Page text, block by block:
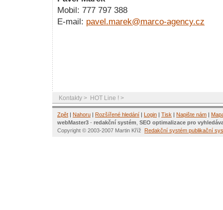
Mobil: 777 797 388
E-mail: pavel.marek@marco-agency.cz
Kontakty > HOT Line ! >
Zpět | Nahoru | Rozšířené hledání | Login | Tisk | Napište nám |
webMaster3 - redakční systém SEO optimalizace pro
Copyright © 2003-2007 Martin Kříž Redakční systém publikační